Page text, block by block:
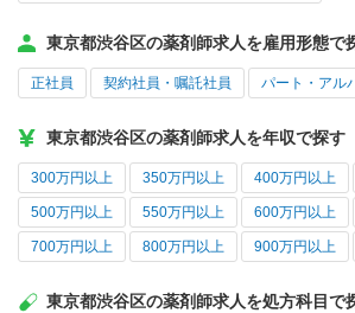
東京都渋谷区の薬剤師求人を雇用形態で
正社員 契約社員・嘱託社員 パート・アル
東京都渋谷区の薬剤師求人を年収で探す
300万円以上 350万円以上 400万円以上
500万円以上 550万円以上 600万円以上
700万円以上 800万円以上 900万円以上
東京都渋谷区の薬剤師求人を処方科目で